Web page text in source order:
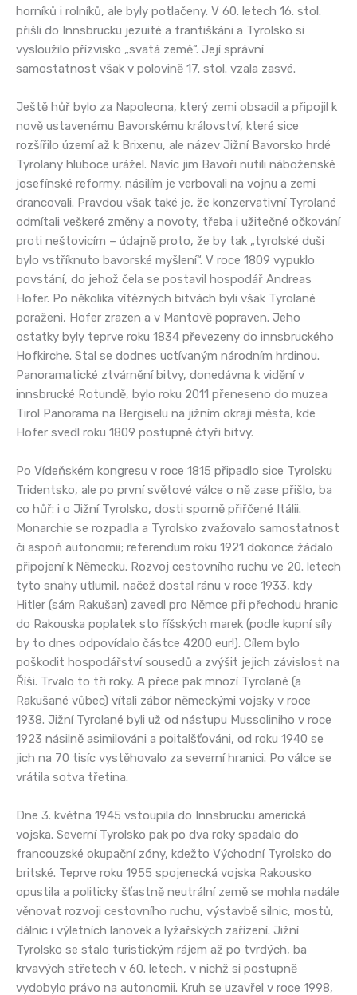
horníků i rolníků, ale byly potlačeny. V 60. letech 16. stol.
přišli do Innsbrucku jezuité a františkáni a Tyrolsko si
vysloužilo přízvisko „svatá země“. Její správní
samostatnost však v polovině 17. stol. vzala zasvé.
Ještě hůř bylo za Napoleona, který zemi obsadil a připojil k
nově ustavenému Bavorskému království, které sice
rozšířilo území až k Brixenu, ale název Jižní Bavorsko hrdé
Tyrolany hluboce urážel. Navíc jim Bavoři nutili náboženské
josefínské reformy, násilím je verbovali na vojnu a zemi
drancovali. Pravdou však také je, že konzervativní Tyrolané
odmítali veškeré změny a novoty, třeba i užitečné očkování
proti neštovicím – údajně proto, že by tak „tyrolské duši
bylo vstříknuto bavorské myšlení“. V roce 1809 vypuklo
povstání, do jehož čela se postavil hospodář Andreas
Hofer. Po několika vítězných bitvách byli však Tyrolané
poraženi, Hofer zrazen a v Mantově popraven. Jeho
ostatky byly teprve roku 1834 převezeny do innsbruckého
Hofkirche. Stal se dodnes uctívaným národním hrdinou.
Panoramatické ztvárnění bitvy, donedávna k vidění v
innsbrucké Rotundě, bylo roku 2011 přeneseno do muzea
Tirol Panorama na Bergiselu na jižním okraji města, kde
Hofer svedl roku 1809 postupně čtyři bitvy.
Po Vídeňském kongresu v roce 1815 připadlo sice Tyrolsku
Tridentsko, ale po první světové válce o ně zase přišlo, ba
co hůř: i o Jižní Tyrolsko, dosti sporně přiřčené Itálii.
Monarchie se rozpadla a Tyrolsko zvažovalo samostatnost
či aspoň autonomii; referendum roku 1921 dokonce žádalo
připojení k Německu. Rozvoj cestovního ruchu ve 20. letech
tyto snahy utlumil, načež dostal ránu v roce 1933, kdy
Hitler (sám Rakušan) zavedl pro Němce při přechodu hranic
do Rakouska poplatek sto říšských marek (podle kupní síly
by to dnes odpovídalo částce 4200 eur!). Cílem bylo
poškodit hospodářství sousedů a zvýšit jejich závislost na
Říši. Trvalo to tři roky. A přece pak mnozí Tyrolané (a
Rakušané vůbec) vítali zábor německými vojsky v roce
1938. Jižní Tyrolané byli už od nástupu Mussoliniho v roce
1923 násilně asimilováni a poitalšťováni, od roku 1940 se
jich na 70 tisíc vystěhovalo za severní hranici. Po válce se
vrátila sotva třetina.
Dne 3. května 1945 vstoupila do Innsbrucku americká
vojska. Severní Tyrolsko pak po dva roky spadalo do
francouzské okupační zóny, kdežto Východní Tyrolsko do
britské. Teprve roku 1955 spojenecká vojska Rakousko
opustila a politicky šťastně neutrální země se mohla nadále
věnovat rozvoji cestovního ruchu, výstavbě silnic, mostů,
dálnic i výletních lanovek a lyžařských zařízení. Jižní
Tyrolsko se stalo turistickým rájem až po tvrdých, ba
krvavých střetech v 60. letech, v nichž si postupně
vydobylo právo na autonomii. Kruh se uzavřel v roce 1998,